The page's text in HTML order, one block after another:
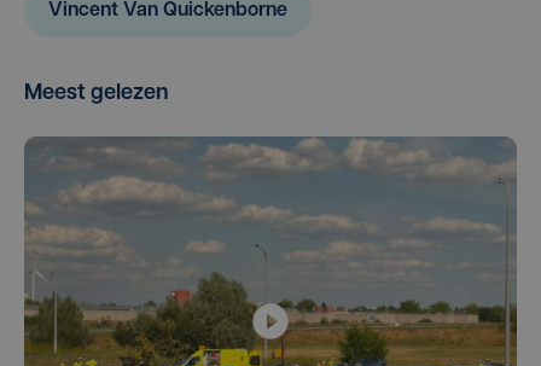
Vincent Van Quickenborne
Meest gelezen